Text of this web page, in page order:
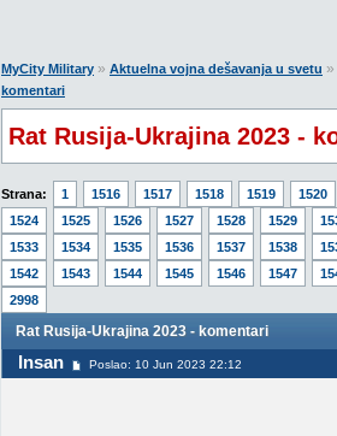
MyCity Military » Aktuelna vojna dešavanja u svetu »
komentari
Rat Rusija-Ukrajina 2023 -
Strana: 1 1516 1517 1518 1519 1520
1524
1525 1526 1527 1528 1529
1533
1534 1535 1536 1537 1538
1542
1543 1544 1545 1546 1547
2998
Rat Rusija-Ukrajina 2023 - komentari
Insan Poslao: 10 Jun 2023 22:12